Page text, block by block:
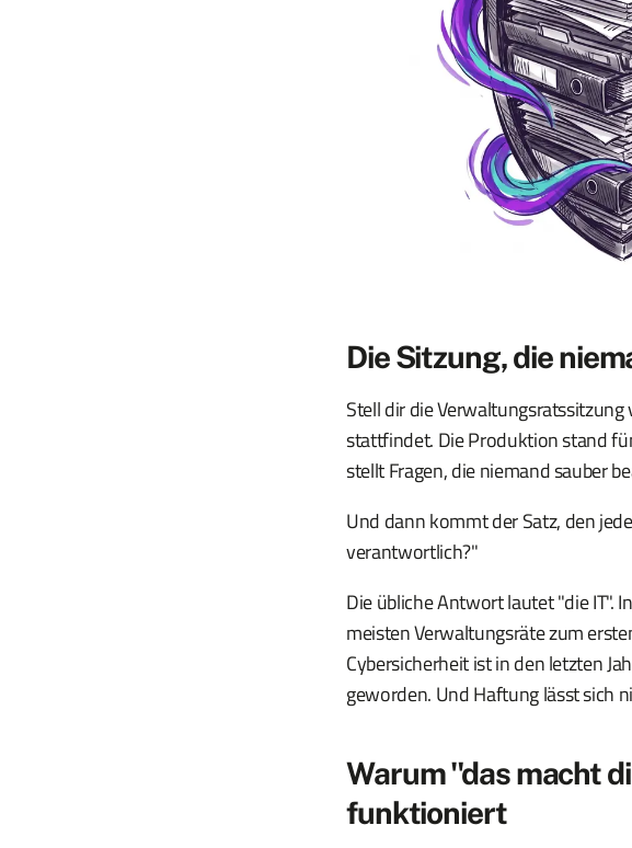
Die Sitzung, die
Stell dir die
stattfindet. Die Produktion stand
stellt Fragen, die niemand sauber
Und dann kommt der Satz, den
verantwortlich?"
Die übliche Antwort lautet "die IT".
meisten Verwaltungsräte zum
Cybersicherheit ist in den letzten
geworden. Und Haftung lässt sich
Warum "das macht
funktioniert